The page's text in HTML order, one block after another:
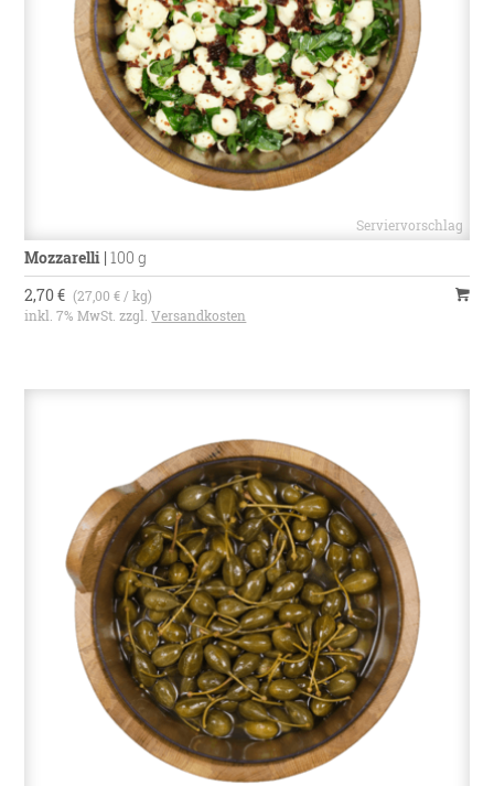
Mozzarelli |100 g
2,70 € (27,00 € / kg)
inkl. 7% MwSt. zzgl.Versandkosten